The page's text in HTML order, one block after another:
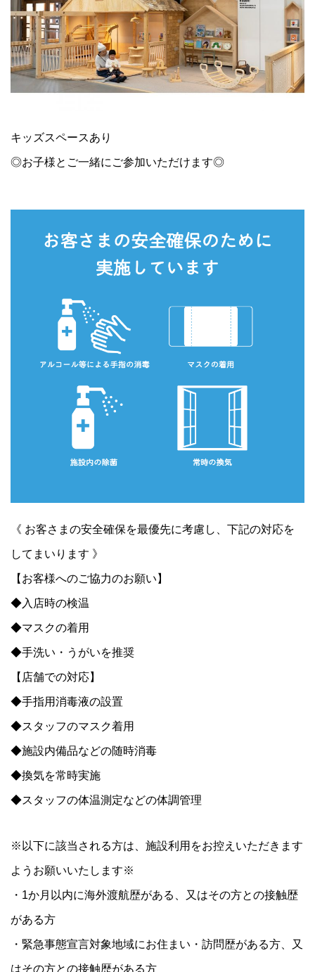
キッズスペースあり
◎お子様とご一緒にご参加いただけます◎
《 お客さまの安全確保を最優先に考慮し、下記の対応を
してまいります 》
【お客様へのご協力のお願い】
◆入店時の検温
◆マスクの着用
◆手洗い・うがいを推奨
【店舗での対応】
◆手指用消毒液の設置
◆スタッフのマスク着用
◆施設内備品などの随時消毒
◆換気を常時実施
◆スタッフの体温測定などの体調管理
※以下に該当される方は、施設利用をお控えいただきます
ようお願いいたします※
・1か月以内に海外渡航歴がある、又はその方との接触歴
がある方
・緊急事態宣言対象地域にお住まい・訪問歴がある方、又
はその方との接触歴がある方